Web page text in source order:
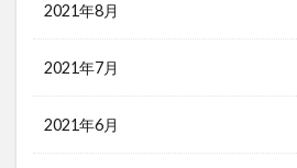
2021年8月
2021年7月
2021年6月